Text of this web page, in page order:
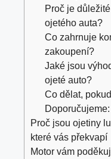
Proč je
ojetého auta?
Co zahrnuje
zakoupení?
Jaké jsou
ojeté auto?
Co dělat,
Doporučujeme:
Proč jsou ojetiny
které vás překvapí
Motor vám